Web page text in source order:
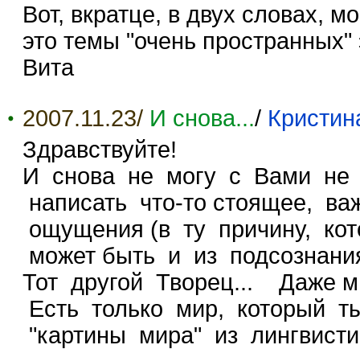
Вот, вкратце, в двух словах,
это темы "очень пространных"
Вита
2007.11.23/ И снова.../
Здравствуйте!
И снова не могу с Вами не
написать что-то стоящее,
ощущения (в ту причину,
может быть и из
Тот другой Творец... Даже
Есть только мир, который
"картины мира" из